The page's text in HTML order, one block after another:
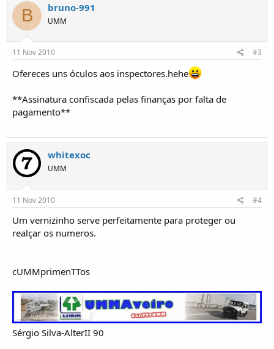
B bruno-991
UMM
11 Nov 2010 #3
Ofereces uns óculos aos inspectores.hehe
**Assinatura confiscada pelas finanças por falta de
pagamento**
whitexoc
UMM
11 Nov 2010 #4
Um vernizinho serve perfeitamente para proteger ou
realçar os numeros.
cUMMprimenTTos
Sérgio Silva-AlterII 90